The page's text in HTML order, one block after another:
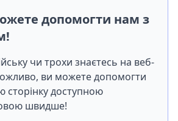
допомогти нам з
чи трохи знаєтесь на веб-
ви можете допомогти
сторінку доступною
швидше!